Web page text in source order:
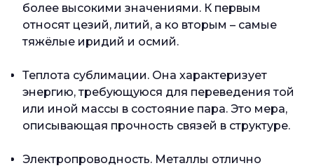
более высокими значениями. К первым
относят цезий, литий, а ко вторым – самые
тяжёлые иридий и осмий.
Теплота сублимации. Она характеризует
энергию, требующуюся для переведения той
или иной массы в состояние пара. Это мера,
описывающая прочность связей в структуре.
Электропроводность. Металлы отлично